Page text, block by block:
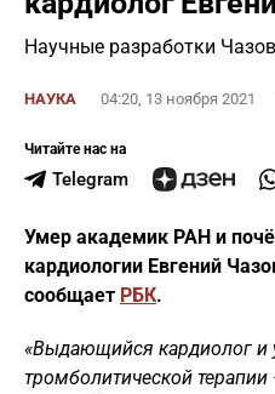
Научные разработки
НАУКА 04:20, 13 ноября 2021
Читайте нас на
Telegram
Умер академик РАН и
кардиологии Евгений
сообщает РБК.
«Выдающийся кардиолог и
тромболитической